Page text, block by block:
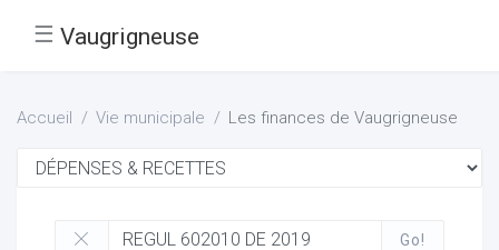
☰ Vaugrigneuse
Accueil Vie municipale Les finances de Vaugrigneuse
Go!